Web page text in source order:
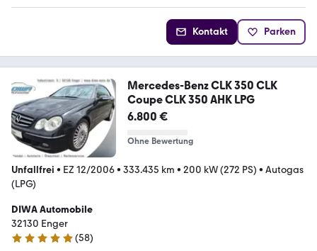
Kontakt Parken
Mercedes-Benz CLK 350 CLK
Coupe CLK 350 AHK LPG
6.800 €
Ohne Bewertung
Unfallfrei • EZ 12/2006• 333.435 km • 200 kW (272 PS) • Autogas
(LPG)
DIWA Automobile
32130 Enger
5 Sterne
(58)